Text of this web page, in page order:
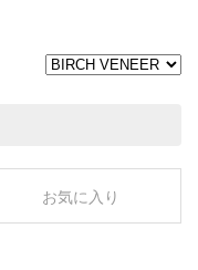
お気に入り